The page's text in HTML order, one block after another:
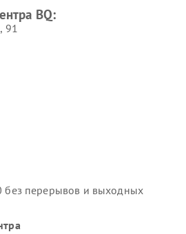
BQ:
91
перерывов и выходных